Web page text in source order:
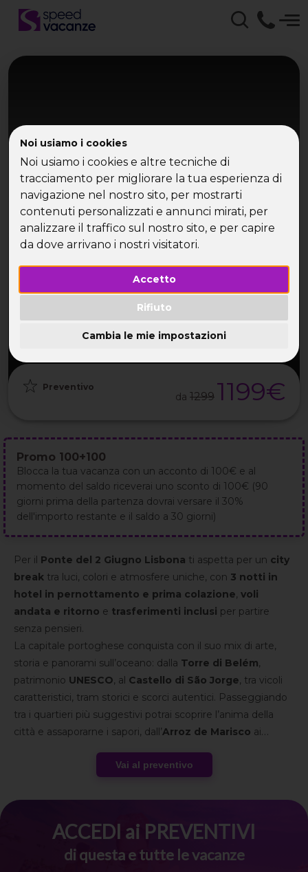
Noi usiamo i cookies
Noi usiamo i cookies e altre tecniche di
tracciamento per migliorare la tua esperienza di
navigazione nel nostro sito, per mostrarti
contenuti personalizzati e annunci mirati, per
analizzare il traffico sul nostro sito, e per capire
da dove arrivano i nostri visitatori.
Accetto
Rifiuto
Cambia le mie impostazioni
Lisbona
Lisbona - Portogallo
Ponte 2 giugno tra tramonti e atmosfera
02 Giu
Preventivo
da 1299 1199€
Promo 100+100
Blocca la tua vacanza con un acconto di 100€ e al
momento del saldo riceverai uno sconto di 100€ (90
giorni prima della partenza dovrai versare il 30%
dell'importo restante e il saldo a 30 giorni)
Per il Ponte del 2 Giugno Lisbona ti aspetta per un city
break tra luci, colori e atmosfere uniche, con 3 notti in
hotel in pernottamento e prima colazione, voli
andata e ritorno e trasferimenti inclusi per partire
senza pensieri.
La capitale portoghese conquista con il suo mix di arte,
storia e panorami sull’oceano: dalla Torre di Belém,
patrimonio UNESCO, al Castello di São Jorge, tra vicoli
caratteristici, tram storici e scorci autentici. Passeggiando
tra i quartieri più suggestivi potrai scoprire l’anima della
città e assaporarne i sapori, dall’Arroz de Marisco ai
Vai al preventivo
ACCEDI ai PREVENTIVI
di questa e tutte le vacanze